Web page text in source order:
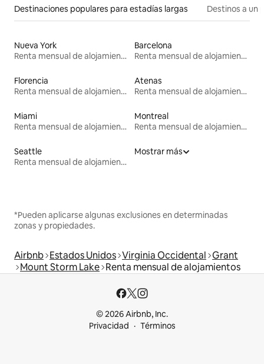
Destinaciones populares para estadías largas Destinos a un
Nueva York
Renta mensual de alojamientos
Barcelona
Renta mensual de alojamientos
Florencia
Renta mensual de alojamientos
Atenas
Renta mensual de alojamientos
Miami
Renta mensual de alojamientos
Montreal
Renta mensual de alojamientos
Seattle
Renta mensual de alojamientos
Mostrar más
*Pueden aplicarse algunas exclusiones en determinadas
zonas y propiedades.
Airbnb Estados Unidos Virginia Occidental Grant
Mount Storm Lake Renta mensual de alojamientos
© 2026 Airbnb, Inc.
Privacidad
Términos